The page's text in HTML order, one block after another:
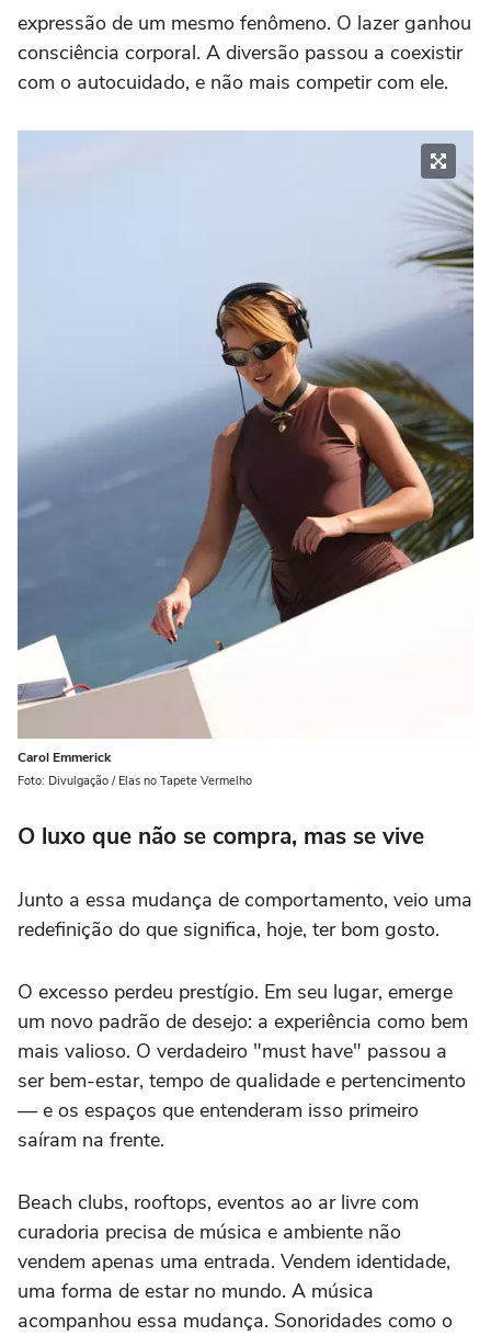
expressão de um mesmo fenômeno. O lazer ganhou
consciência corporal. A diversão passou a coexistir
com o autocuidado, e não mais competir com ele.
Carol Emmerick
Foto: Divulgação / Elas no Tapete Vermelho
O luxo que não se compra, mas se vive
Junto a essa mudança de comportamento, veio uma
redefinição do que significa, hoje, ter bom gosto.
O excesso perdeu prestígio. Em seu lugar, emerge
um novo padrão de desejo: a experiência como bem
mais valioso. O verdadeiro "must have" passou a
ser bem-estar, tempo de qualidade e pertencimento
— e os espaços que entenderam isso primeiro
saíram na frente.
Beach clubs, rooftops, eventos ao ar livre com
curadoria precisa de música e ambiente não
vendem apenas uma entrada. Vendem identidade,
uma forma de estar no mundo. A música
acompanhou essa mudança. Sonoridades como o